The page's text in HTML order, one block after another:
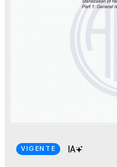
VIGENTE